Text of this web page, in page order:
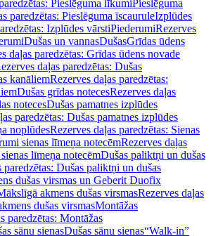
Pieslēguma līkumiPieslēguma
paredzētas: Pieslēguma īscauruleIzplūdes
Izplūdes vārstiPiederumiRezerves
Dušas un vannasDušasGrīdas ūdens
daļas paredzētas: Grīdas ūdens novade
daļas paredzētas: Dušas
kanāliemRezerves daļas paredzētas:
Dušas grīdas notecesRezerves daļas
notecesDušas pamatnes izplūdes
paredzētas: Dušas pamatnes izplūdes
noplūdesRezerves daļas paredzētas: Sienas
sienas līmeņa notecēmRezerves daļas
līmeņa notecēmDušas paliktņi un dušas
paredzētas: Dušas paliktņi un dušas
dušas virsmas un Geberit Duofix
akmens dušas virsmasRezerves daļas
dušas virsmasMontāžas
paredzētas: Montāžas
sānu sienasDušas sānu sienas“Walk-in”